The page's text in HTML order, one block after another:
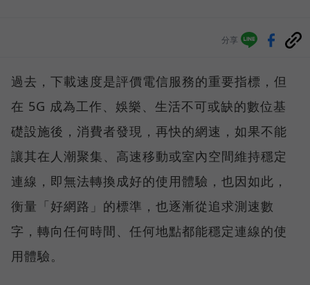
分享
過去，下載速度是評價電信服務的重要指標，但
在 5G 成為工作、娛樂、生活不可或缺的數位基
礎設施後，消費者發現，再快的網速，如果不能
讓其在人潮聚集、高速移動或室內空間維持穩定
連線，即無法轉換成好的使用體驗，也因如此，
衡量「好網路」的標準，也逐漸從追求測速數
字，轉向任何時間、任何地點都能穩定連線的使
用體驗。